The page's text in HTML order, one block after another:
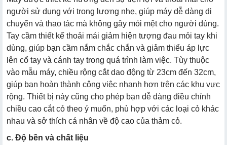
người sử dụng với trong lượng nhẹ, giúp máy dễ dàng di
chuyển và thao tác mà không gây mỏi mệt cho người dùng.
Tay cầm thiết kế thoải mái giảm hiện tượng đau mỏi tay khi
dùng, giúp bạn cầm nắm chắc chắn và giảm thiểu áp lực
lên cổ tay và cánh tay trong quá trình làm việc. Tùy thuộc
vào mẫu máy, chiều rộng cắt dao động từ 23cm đến 32cm,
giúp bạn hoàn thành công việc nhanh hơn trên các khu vực
rộng. Thiết bị này cũng cho phép bạn dễ dàng điều chỉnh
chiều cao cắt cỏ theo ý muốn, phù hợp với các loại cỏ khác
nhau và sở thích cá nhân về độ cao của thảm cỏ.
c. Độ bền và chất liệu